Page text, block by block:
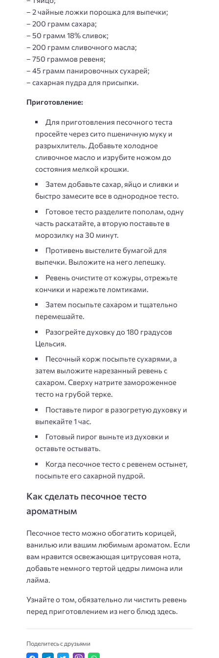
– 2 чайные ложки порошка для выпечки;
– 200 грамм сахара;
– 50 грамм 18% сливок;
– 200 грамм сливочного масла;
– 750 граммов ревеня;
– 45 грамм панировочных сухарей;
– сахарная пудра для присыпки.
Приготовление:
Для приготовления песочного теста
просейте через сито пшеничную муку и
разрыхлитель. Добавьте холодное
сливочное масло и изрубите ножом до
состояния мелкой крошки.
Затем добавьте сахар, яйцо и сливки и
быстро замесите все в однородное тесто.
Готовое тесто разделите пополам, одну
часть раскатайте, а вторую поставьте в
морозилку на 30 минут.
Противень выстелите бумагой для
выпечки. Выложите на него лепешку.
Ревень очистите от кожуры, отрежьте
кончики и нарежьте ломтиками.
Затем посыпьте сахаром и тщательно
перемешайте.
Разогрейте духовку до 180 градусов
Цельсия.
Песочный корж посыпьте сухарями, а
затем выложите нарезанный ревень с
сахаром. Сверху натрите замороженное
тесто на грубой терке.
Поставьте пирог в разогретую духовку и
выпекайте 1 час.
Готовый пирог выньте из духовки и
оставьте остывать.
Когда песочное тесто с ревенем остынет,
посыпьте его сахарной пудрой.
Как сделать песочное тесто
ароматным
Песочное тесто можно обогатить корицей,
ванилью или вашим любимым ароматом. Если
вам нравится освежающая цитрусовая нота,
добавьте немного тертой цедры лимона или
лайма.
Узнайте о том, обязательно ли чистить ревень
перед приготовлением из него блюд здесь.
Поделитесь с друзьями